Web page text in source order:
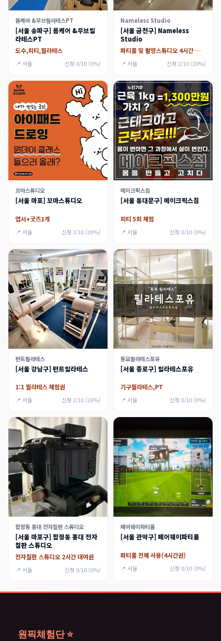
몸케어 &무브필라테스PT
[서울 송파구] 몸케어 &무브필
라테스PT
도수,피티,필라테스
📍 서울 신청 0/10 (0%)
Nameless Studio
[서울 금천구] Nameless
Studio
파티룸 및 촬영스튜디오 4시간 대여권
📍 서울 신청 2/10 (20%)
꼬마스튜디오
[서울 마포] 꼬마스튜디오
엽서+굿즈1개
📍 서울 신청 3/10 (30%)
메이크픽스짐
[서울 동대문구] 메이크픽스짐
피티 5회 체험
📍 서울 신청 0/10 (0%)
턴트필라테스
[서울 강남구] 턴트필라테스
1:1 필라테스 체험권
📍 서울 신청 2/10 (20%)
동묘필라테스포유
[서울 종로구] 필라테스포유
기구필라테스,PT
📍 서울 신청 0/10 (0%)
합정동 홍대 전자칠판 스튜디오
[서울 마포구] 합정동 홍대 전자
칠판 스튜디오
전자칠판 스튜디오 2시간 대여권
📍 서울 신청 0/10 (0%)
페어웨이파티룸
[서울 관악구] 페어웨이파티룸
파티룸 전체 사용(4시간권)
📍 서울 신청 0/10 (0%)
원픽체험단 ⭐